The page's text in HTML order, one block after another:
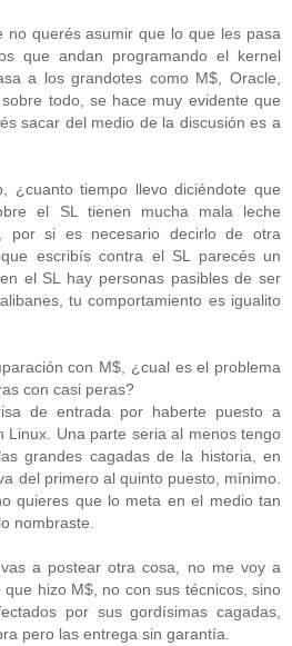
no querés asumir que lo que les pasa
que andan programando el kernel
a los grandotes como M$, Oracle,
todo, se hace muy evidente que
sacar del medio de la discusión es a
¿cuanto tiempo llevo diciéndote que
el SL tienen mucha mala leche
por si es necesario decirlo de otra
escribís contra el SL parecés un
el SL hay personas pasibles de ser
tu comportamiento es igualito
con M$, ¿cual es el problema
con casi peras?
de entrada por haberte puesto a
Linux. Una parte seria al menos tengo
grandes cagadas de la historia, en
del primero al quinto puesto, mínimo.
quieres que lo meta en el medio tan
nombraste.
a postear otra cosa, no me voy a
hizo M$, no con sus técnicos, sino
por sus gordísimas cagadas,
pero las entrega sin garantía.